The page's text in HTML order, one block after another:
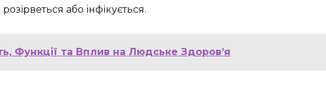
або інфікується.
Функції та Вплив на Людське Здоров’я